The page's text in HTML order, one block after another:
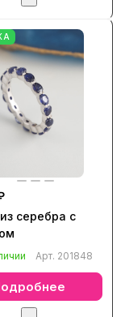
серебра с
Арт. 201848